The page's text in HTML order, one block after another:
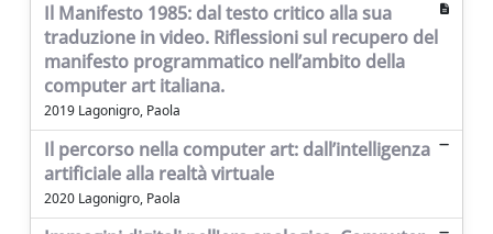
Il Manifesto 1985: dal testo critico alla sua
traduzione in video. Riflessioni sul recupero del
manifesto programmatico nell’ambito della
computer art italiana.
2019 Lagonigro, Paola
Il percorso nella computer art: dall’intelligenza
artificiale alla realtà virtuale
2020 Lagonigro, Paola